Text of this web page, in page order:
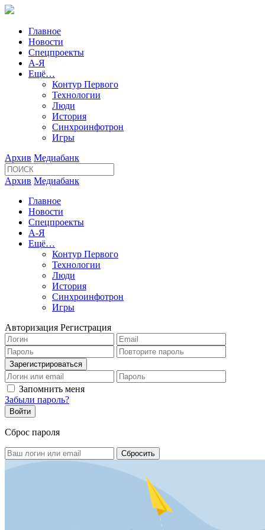
Главное
Новости
Спецпроекты
А-Я
Ещё…
Контур Первого
Технологии
Люди
История
Синхроинфотрон
Игры
Архив Медиабанк
Архив Медиабанк
Главное
Новости
Спецпроекты
А-Я
Ещё…
Контур Первого
Технологии
Люди
История
Синхроинфотрон
Игры
Авторизация Регистрация
Запомнить меня
Забыли пароль?
Сброс пароля